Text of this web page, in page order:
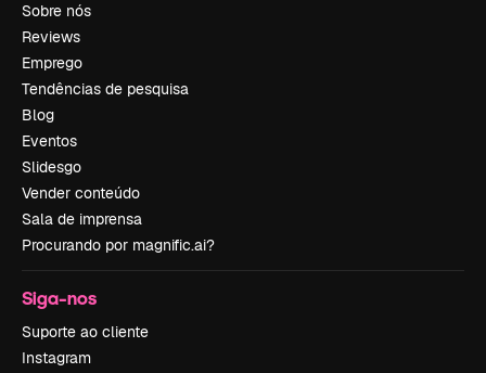
Sobre nós
Reviews
Emprego
Tendências de pesquisa
Blog
Eventos
Slidesgo
Vender conteúdo
Sala de imprensa
Procurando por magnific.ai?
Siga-nos
Suporte ao cliente
Instagram